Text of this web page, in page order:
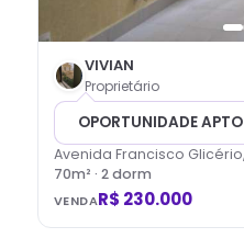
VIVIAN
Proprietário
OPORTUNIDADE
Avenida Francisco
70m² · 2dorm
VENDAR$ 230.000